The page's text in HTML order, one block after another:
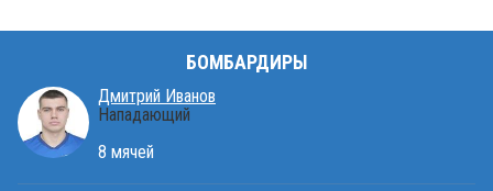
БОМБАРДИРЫ
Дмитрий Иванов
Нападающий
8 мячей